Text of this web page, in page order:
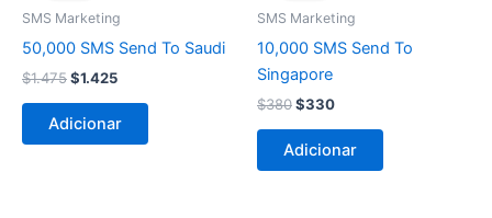
SMS Marketing
50,000 SMS Send To Saudi
$1.475
$1.475.
$1.425
$1.425.
Adicionar
SMS Marketing
10,000 SMS Send To
Singapore
$380
$380.
$330
$330.
Adicionar